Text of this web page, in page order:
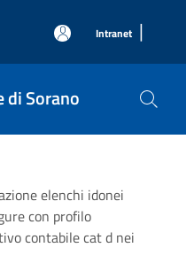
Intranet |
di Sorano
elenchi idonei
con profilo
contabile cat d nei